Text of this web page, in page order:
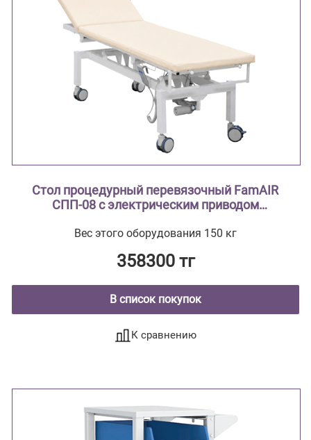
Стол процедурный перевязочный FamAIR
СПП-08 с электрическим приводом
Вес этого оборудования 150 кг
358300 тг
В список покупок
К сравнению